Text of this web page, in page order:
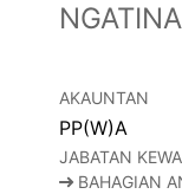
AKAUNTAN
PP(W)A
JABATAN
BAHAGIAN